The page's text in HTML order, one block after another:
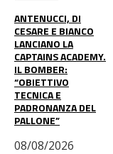
ANTENUCCI, DI
CESARE E BIANCO
LANCIANO LA
CAPTAINS ACADEMY.
IL BOMBER:
“OBIETTIVO
TECNICA E
PADRONANZA DEL
PALLONE”
08/08/2026